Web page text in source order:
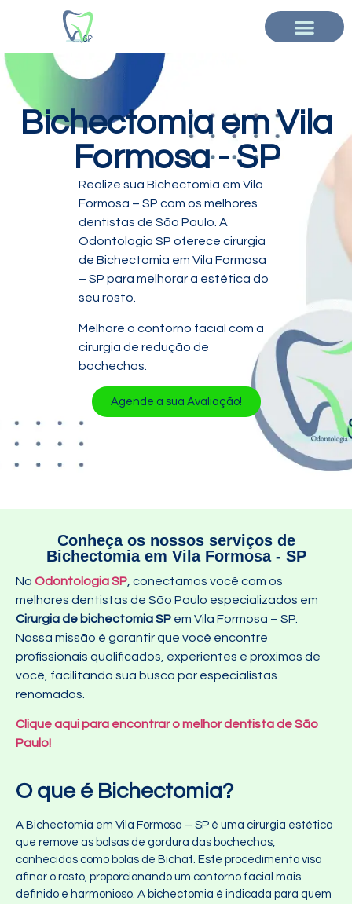
Bichectomia em Vila
Formosa - SP
Realize sua Bichectomia em Vila
Formosa – SP com os melhores
dentistas de São Paulo. A
Odontologia SP oferece cirurgia
de Bichectomia em Vila Formosa
– SP para melhorar a estética do
seu rosto.
Melhore o contorno facial com a
cirurgia de redução de
bochechas.
Agende a sua Avaliação!
Conheça os nossos serviços de
Bichectomia em Vila Formosa - SP
Na Odontologia SP , conectamos você com os
melhores dentistas de São Paulo especializados em
Cirurgia de bichectomia SP em Vila Formosa – SP
Nossa missão é garantir que você encontre
profissionais qualificados, experientes e próximos de
você, facilitando sua busca por especialistas
renomados.
Clique aqui para encontrar o melhor dentista de São
Paulo!
O que é Bichectomia?
A Bichectomia em Vila Formosa – SP é uma cirurgia estética
que remove as bolsas de gordura das bochechas,
conhecidas como bolas de Bichat. Este procedimento visa
afinar o rosto, proporcionando um contorno facial mais
definido e harmonioso. A bichectomia é indicada para quem